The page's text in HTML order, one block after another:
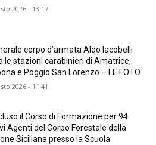
2026 - 13:17
corpo d’armata Aldo Iacobelli
le stazioni carabinieri di Amatrice,
e Poggio San Lorenzo – LE FOTO
2026 - 11:41
il Corso di Formazione per 94
Agenti del Corpo Forestale della
Siciliana presso la Scuola